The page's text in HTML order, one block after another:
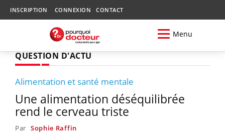
INSCRIPTION CONNEXION CONTACT
Menu
QUESTION D'ACTU
Alimentation et santé mentale
Une alimentation déséquilibrée
rend le cerveau triste
Par Sophie Raffin